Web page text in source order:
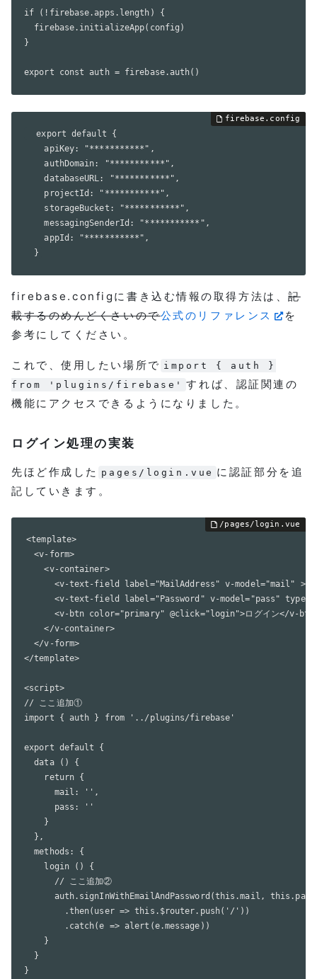
if (!firebase.apps.length) {
  firebase.initializeApp(config)
}
export const auth = firebase.auth()
  export default {
    apiKey: "***********",
    authDomain: "***********",
    databaseURL: "***********",
    projectId: "***********",
    storageBucket: "***********",
    messagingSenderId: "***********",
    appId: "***********",
  }
firebase.configに書き込む情報の取得方法は、記
載するのめんどくさいので公式のリファレンス
を
参考にしてください。
これで、使用したい場所で import { auth }
from 'plugins/firebase'
すれば、認証関連の
機能にアクセスできるようになりました。
ログイン処理の実装
先ほど作成した pages/login.vue に認証部分を追
記していきます。
<template>
  <v-form>
    <v-container>
<v-text-field label="MailAddress" v-model="mail"
<v-text-field label="Password" v-model="pass"
<v-btn color="primary" @click="login">ログイン</v-
    </v-container>
  </v-form>
</template>
<script>
// ここ追加①
import { auth } from '../plugins/firebase'
export default {
  data () {
    return {
      mail: '',
      pass: ''
    }
  },
  methods: {
    login () {
      // ここ追加②
auth.signInWithEmailAndPassword(this.mail,
        .then(user => this.$router.push('/'))
        .catch(e => alert(e.message))
    }
  }
}